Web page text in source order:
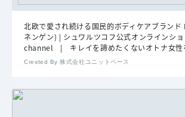
北欧で愛され続ける国民的ボディケアブラン
ネンゲン) | シュワルツコフ公式オンラインシ
channel | キレイを諦めたくないオトナ女性
Created By 株式会社ユニットベース